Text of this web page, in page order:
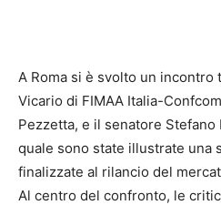
A Roma si è svolto un
Vicario di FIMAA Italia-
Pezzetta, e il senatore
quale sono state illustrate una
finalizzate al rilancio del
Al centro del confronto, le